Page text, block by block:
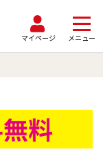
マイページ メニュー